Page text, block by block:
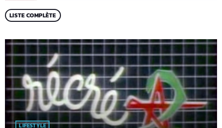
LISTE COMPLÈTE
LIFESTYLE